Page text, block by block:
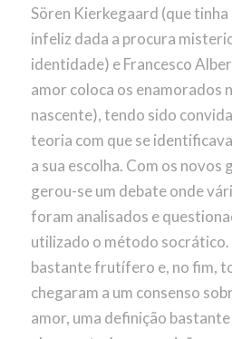
Sören Kierkegaard (que
infeliz dada a procura
identidade) e Francesco
amor coloca os enamorados
nascente), tendo sido
teoria com que se
a sua escolha. Com os novos
gerou-se um debate onde
foram analisados e
utilizado o método
bastante frutífero e, no fim,
chegaram a um consenso
amor, uma definição